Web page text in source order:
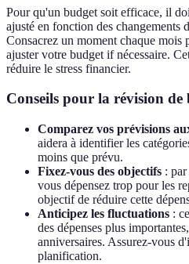
Pour qu'un budget soit efficace, il
ajusté en fonction des changements
Consacrez un moment chaque mois
ajuster votre budget if nécessaire.
réduire le stress financier.
Conseils pour la révision de
Comparez vos prévisions
aidera à identifier les
moins que prévu.
Fixez-vous des objectifs :
vous dépensez trop pour les
objectif de réduire cette
Anticipez les fluctuations :
des dépenses plus
anniversaires. Assurez-vous
planification.